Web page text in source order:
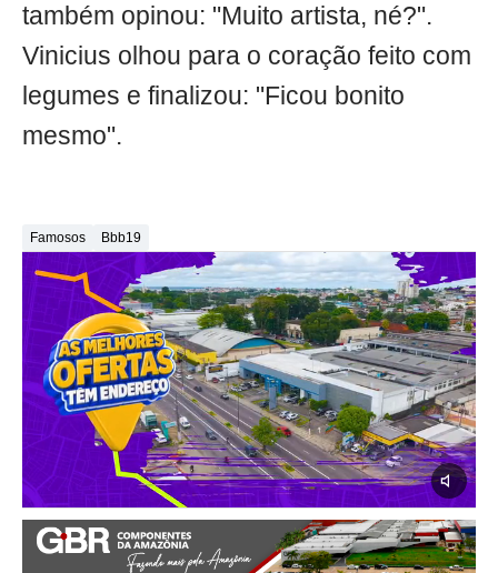
também opinou: "Muito artista, né?".
Vinicius olhou para o coração feito com
legumes e finalizou: "Ficou bonito
mesmo".
Famosos Bbb19